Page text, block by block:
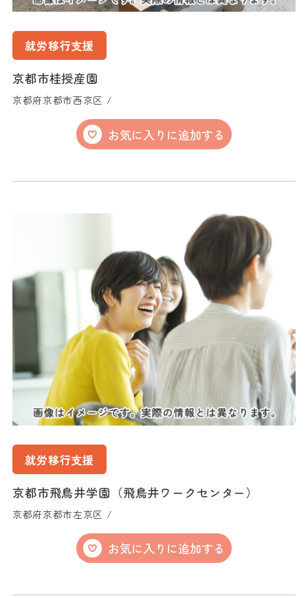
就労移行支援
京都市桂授産園
京都府京都市西京区 /
お気に入りに追加する
就労移行支援
京都市飛鳥井学園（飛鳥井ワークセンター）
京都府京都市左京区 /
お気に入りに追加する